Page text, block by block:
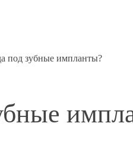
под зубные импланты?